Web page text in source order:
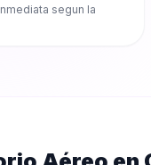
segun la